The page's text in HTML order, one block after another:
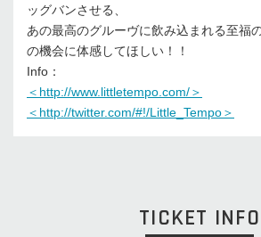
ッグバンさせる、
あの最高のグルーヴに飲み込まれる至福
の機会に体感してほしい！！
Info：
＜http://www.littletempo.com/＞
＜http://twitter.com/#!/Little_Tempo＞
TICKET INFO